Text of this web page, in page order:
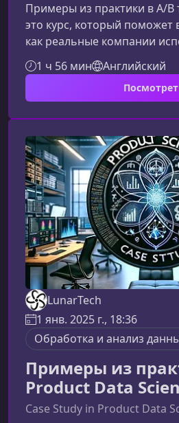
Примеры из практики в A/
это курс, который поможет
как реальные компании
эксперименты для роста. В
вы узнаете, как правильно
тесты, избегать
работающие решения.Что
курсеКурс ориентирован на
научиться применять A/B
реальных условиях — от
1 ч 56 мин Английский
LunarTech
1 янв. 2025 г., 18:36
Обработка и анализ
Примеры из
Product Data
Case Study in Product Data